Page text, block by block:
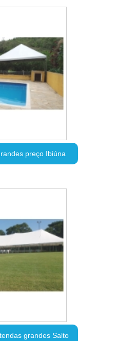
preço Ibiúna
grandes Salto